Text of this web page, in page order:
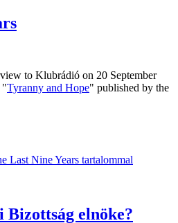
to Klubrádió on 20 September
"Tyranny and Hope" published by the
Last Nine Years tartalommal
elnöke?